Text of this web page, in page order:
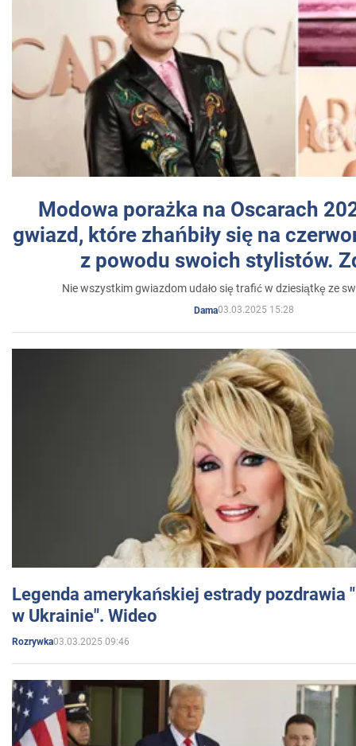
Modowa porażka na Oscarach
gwiazd, które zhańbiły się na
z powodu swoich stylistów.
Nie wszystkim gwiazdom udało się trafić w dziesiątkę ze
Dama03.03.2025 15:28
Legenda amerykańskiej estrady pozdrawia
w Ukrainie". Wideo
Rozrywka03.03.2025 09:46